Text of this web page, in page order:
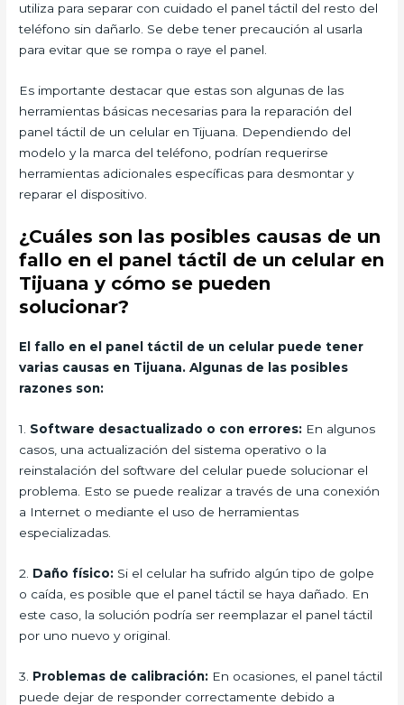
utiliza para separar con cuidado el panel táctil del resto del
teléfono sin dañarlo. Se debe tener precaución al usarla
para evitar que se rompa o raye el panel.
Es importante destacar que estas son algunas de las
herramientas básicas necesarias para la reparación del
panel táctil de un celular en Tijuana. Dependiendo del
modelo y la marca del teléfono, podrían requerirse
herramientas adicionales específicas para desmontar y
reparar el dispositivo.
¿Cuáles son las posibles causas de un
fallo en el panel táctil de un celular en
Tijuana y cómo se pueden
solucionar?
El fallo en el panel táctil de un celular puede tener
varias causas en Tijuana. Algunas de las posibles
razones son:
1. Software desactualizado o con errores: En algunos
casos, una actualización del sistema operativo o la
reinstalación del software del celular puede solucionar el
problema. Esto se puede realizar a través de una conexión
a Internet o mediante el uso de herramientas
especializadas.
2. Daño físico: Si el celular ha sufrido algún tipo de golpe
o caída, es posible que el panel táctil se haya dañado. En
este caso, la solución podría ser reemplazar el panel táctil
por uno nuevo y original.
3. Problemas de calibración: En ocasiones, el panel táctil
puede dejar de responder correctamente debido a